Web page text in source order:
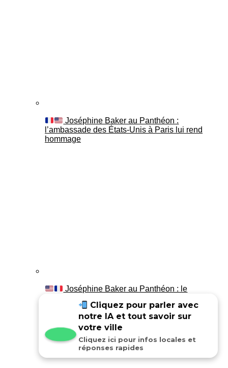
Joséphine Baker au Panthéon :
l’ambassade des États-Unis à Paris lui rend
hommage
Joséphine Baker au Panthéon : le
Cliquez pour parler avec
notre IA et tout savoir sur
votre ville
Cliquez ici pour infos locales et
réponses rapides